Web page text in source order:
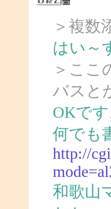
＞複数
はい～
＞ここ
バスと
OKです
何でも
http://
和歌山